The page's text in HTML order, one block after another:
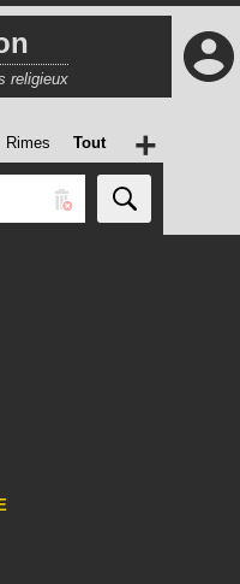
religieux
Rimes Tout +